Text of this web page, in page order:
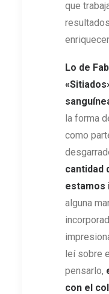
que
Lo de
la forma
como
cantidad
estamos
alguna
leí sobre
pensarlo,
con el